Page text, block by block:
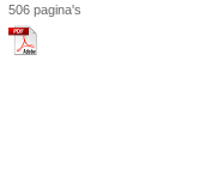
506 pagina's